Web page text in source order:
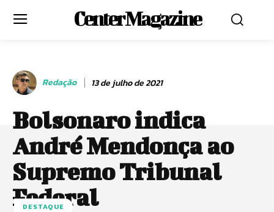
Center Magazine
Redação 13 de julho de 2021
Bolsonaro indica
André Mendonça ao
Supremo Tribunal
Federal
DESTAQUE